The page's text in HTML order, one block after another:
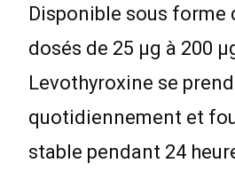
Disponible sous forme
dosés de 25 µg à 200
Levothyroxine se prend
quotidiennement et
stable pendant 24